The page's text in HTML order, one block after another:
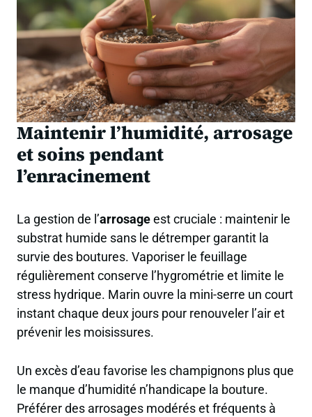
Maintenir l’humidité, arrosage
et soins pendant
l’enracinement
La gestion de l’arrosageest cruciale : maintenir le
substrat humide sans le détremper garantit la
survie des boutures. Vaporiser le feuillage
régulièrement conserve l’hygrométrie et limite le
stress hydrique. Marin ouvre la mini-serre un court
instant chaque deux jours pour renouveler l’air et
prévenir les moisissures.
Un excès d’eau favorise les champignons plus que
le manque d’humidité n’handicape la bouture.
Préférer des arrosages modérés et fréquents à